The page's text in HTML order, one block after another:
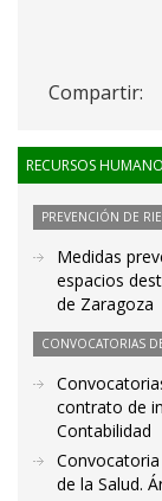
Compartir:
RECURSOS
PREVENCIÓN DE
Medidas
espacios
de Zaragoza
CONVOCATORIAS
contrato de
Contabilidad
de la Salud.